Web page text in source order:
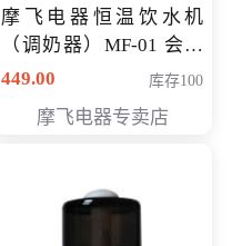
摩飞电器恒温饮水机
（调奶器）MF-01 会员
专享价366元
449.00 库存100
摩飞电器专卖店